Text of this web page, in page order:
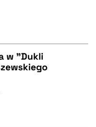
w "Dukli